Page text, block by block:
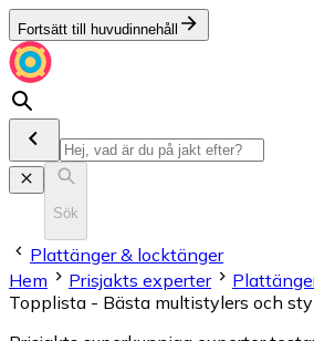
Fortsätt till huvudinnehåll
Sök
Plattänger & locktänger
Hem
Prisjakts experter
Topplista - Bästa multistylers och